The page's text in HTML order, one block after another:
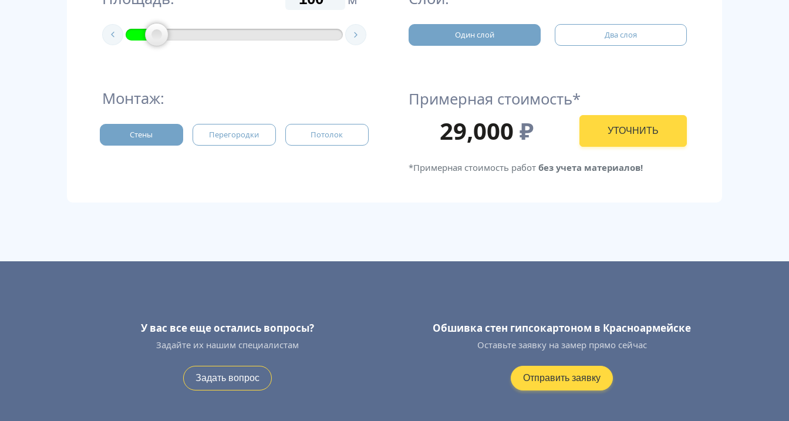
Монтаж:
Стены Перегородки Потолок
Один слой Два слоя
Примерная стоимость*
29,000 ₽ УТОЧНИТЬ
*Примерная стоимость работ без учета материалов!
У вас все еще остались вопросы?
Задайте их нашим специалистам
Задать вопрос
Обшивка стен гипсокартоном в Красноармейске
Оставьте заявку на замер прямо сейчас
Отправить заявку